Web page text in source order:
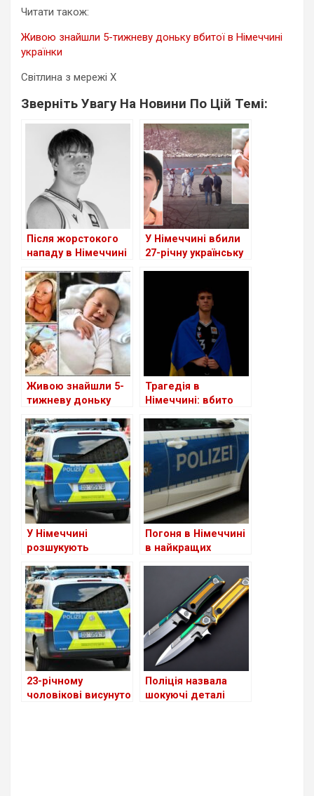
Читати також:
Живою знайшли 5-тижневу доньку вбитої в Німеччині
українки
Світлина з мережі X
Зверніть Увагу На Новини По Цій Темі:
Після жорстокого
нападу в Німеччині
український
баскетболіст
У Німеччині вбили
27-річну українську
Живою знайшли 5-
тижневу доньку
українки
Трагедія в
Німеччині: вбито
українського
баскетболіста, його
друг перебуває у
реанімації
У Німеччині
розшукують
напав на
українського
підлітка
Погоня в Німеччині
в найкращих
23-річному
чоловікові висунуто
Поліція назвала
шокуючі деталі